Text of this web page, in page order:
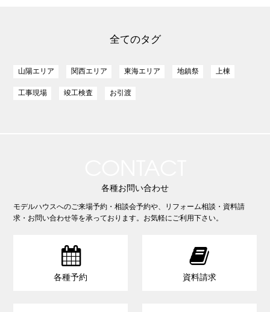
全てのタグ
山陽エリア 関西エリア 東海エリア 地鎮祭 上棟
工事現場 竣工検査 お引渡
各種お問い合わせ
モデルハウスへのご来場予約・相談会予約や、リフォーム相談・資料請
求・お問い合わせ等を承っております。お気軽にご利用下さい。

各種予約

資料請求